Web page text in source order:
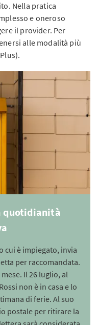
Nella pratica
e oneroso
il provider. Per
alle modalità più
quotidianità
cui è impiegato, invia
per raccomandata.
Il 26 luglio, al
non è in casa e lo
di ferie. Al suo
postale per ritirare la